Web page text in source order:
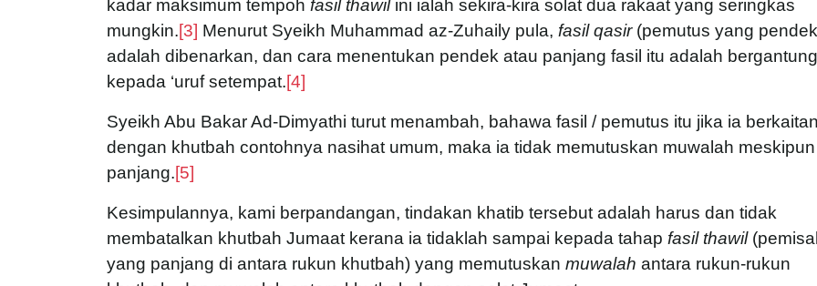
kadar maksimum tempoh fasil thawilini ialah sekira-kira solat dua rakaat yang seringkas
mungkin.[3] Menurut Syeikh Muhammad az-Zuhaily pula, fasil qasir(pemutus yang
adalah dibenarkan, dan cara menentukan pendek atau panjang fasil itu adalah bergantung
kepada ‘uruf setempat.[4]
Syeikh Abu Bakar Ad-Dimyathi turut menambah, bahawa fasil / pemutus itu jika ia berkaitan
dengan khutbah contohnya nasihat umum, maka ia tidak memutuskan muwalah
panjang.[5]
Kesimpulannya, kami berpandangan, tindakan khatib tersebut adalah harus dan tidak
membatalkan khutbah Jumaat kerana ia tidaklah sampai kepada tahap fasil thawil
yang panjang di antara rukun khutbah) yang memutuskan muwalah antara rukun-rukun